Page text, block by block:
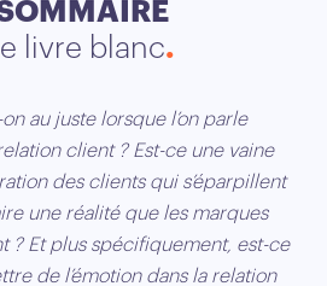
livre blanc
au juste lorsque l’on parle
client ? Est-ce une vaine
des clients qui s’éparpillent
une réalité que les marques
? Et plus spécifiquement, est-ce
de l’émotion dans la relation